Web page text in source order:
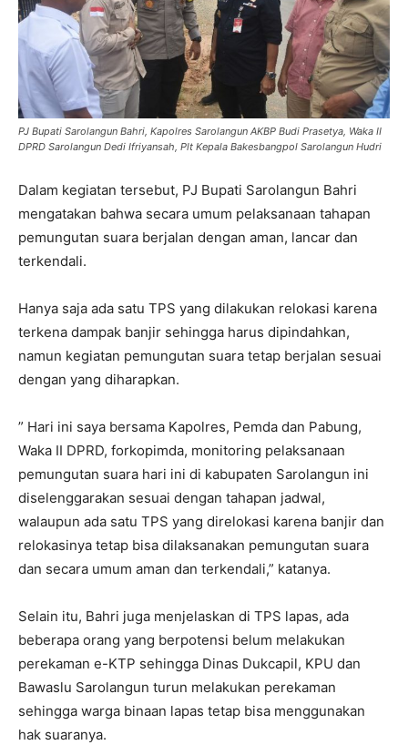
PJ Bupati Sarolangun Bahri, Kapolres Sarolangun AKBP Budi Prasetya, Waka II
DPRD Sarolangun Dedi Ifriyansah, Plt Kepala Bakesbangpol Sarolangun Hudri
Dalam kegiatan tersebut, PJ Bupati Sarolangun Bahri
mengatakan bahwa secara umum pelaksanaan tahapan
pemungutan suara berjalan dengan aman, lancar dan
terkendali.
Hanya saja ada satu TPS yang dilakukan relokasi karena
terkena dampak banjir sehingga harus dipindahkan,
namun kegiatan pemungutan suara tetap berjalan sesuai
dengan yang diharapkan.
” Hari ini saya bersama Kapolres, Pemda dan Pabung,
Waka II DPRD, forkopimda, monitoring pelaksanaan
pemungutan suara hari ini di kabupaten Sarolangun ini
diselenggarakan sesuai dengan tahapan jadwal,
walaupun ada satu TPS yang direlokasi karena banjir dan
relokasinya tetap bisa dilaksanakan pemungutan suara
dan secara umum aman dan terkendali,” katanya.
Selain itu, Bahri juga menjelaskan di TPS lapas, ada
beberapa orang yang berpotensi belum melakukan
perekaman e-KTP sehingga Dinas Dukcapil, KPU dan
Bawaslu Sarolangun turun melakukan perekaman
sehingga warga binaan lapas tetap bisa menggunakan
hak suaranya.